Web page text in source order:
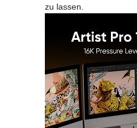
zu lassen.